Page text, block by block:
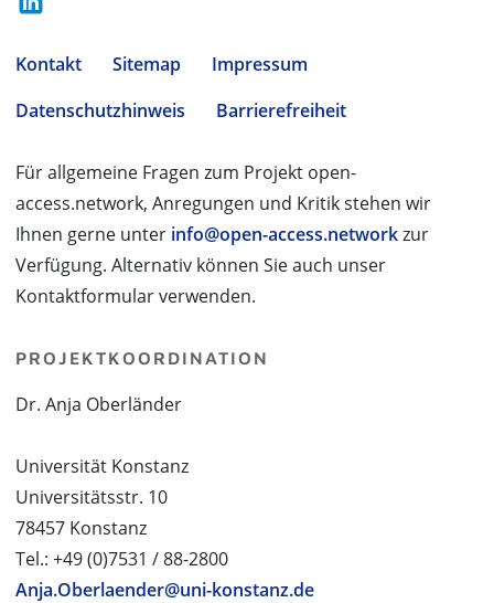
Kontakt Sitemap
Impressum
Datenschutzhinweis
Barrierefreiheit
Für allgemeine Fragen zum Projekt open-
access.network, Anregungen und Kritik stehen wir
Ihnen gerne unter info@open-access.networkzur
Verfügung. Alternativ können Sie auch unser
Kontaktformular verwenden.
PROJEKTKOORDINATION
Dr. Anja Oberländer
Universität Konstanz
Universitätsstr. 10
78457 Konstanz
Tel.: +49 (0)7531 / 88-2800
Anja.Oberlaender@uni-konstanz.de